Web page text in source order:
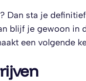
Dan sta je
blijf je gewoon in
een volgende